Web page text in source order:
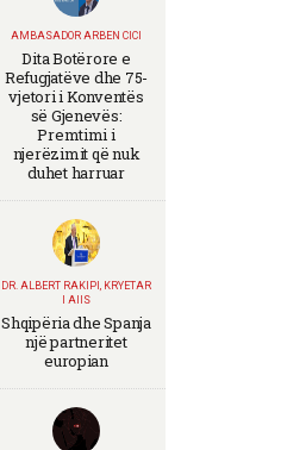
AMBASADOR ARBEN CICI
Dita Botërore e
Refugjatëve dhe 75-
vjetori i Konventës
së Gjenevës:
Premtimi i
njerëzimit që nuk
duhet harruar
DR. ALBERT RAKIPI, KRYETAR
I AIIS
Shqipëria dhe Spanja
një partneritet
europian